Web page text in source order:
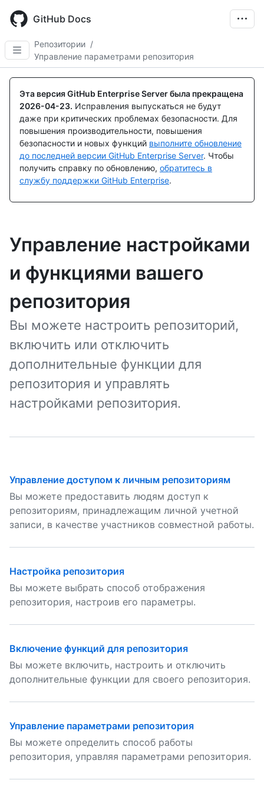
main
content
GitHub Docs
Репозитории /
Управление параметрами репозитория
Эта версия GitHub Enterprise Server была прекращена
2026-04-23. Исправления выпускаться не будут
даже при критических проблемах безопасности. Для
повышения производительности, повышения
безопасности и новых функций выполните обновление
до последней версии GitHub Enterprise Server. Чтобы
получить справку по обновлению, обратитесь в
службу поддержки GitHub Enterprise.
Управление настройками
и функциями вашего
репозитория
Вы можете настроить репозиторий,
включить или отключить
дополнительные функции для
репозитория и управлять
настройками репозитория.
Управление доступом к личным репозиториям
Вы можете предоставить людям доступ к
репозиториям, принадлежащим личной учетной
записи, в качестве участников совместной работы.
Настройка репозитория
Вы можете выбрать способ отображения
репозитория, настроив его параметры.
Включение функций для репозитория
Вы можете включить, настроить и отключить
дополнительные функции для своего репозитория.
Управление параметрами репозитория
Вы можете определить способ работы
репозитория, управляя параметрами репозитория.